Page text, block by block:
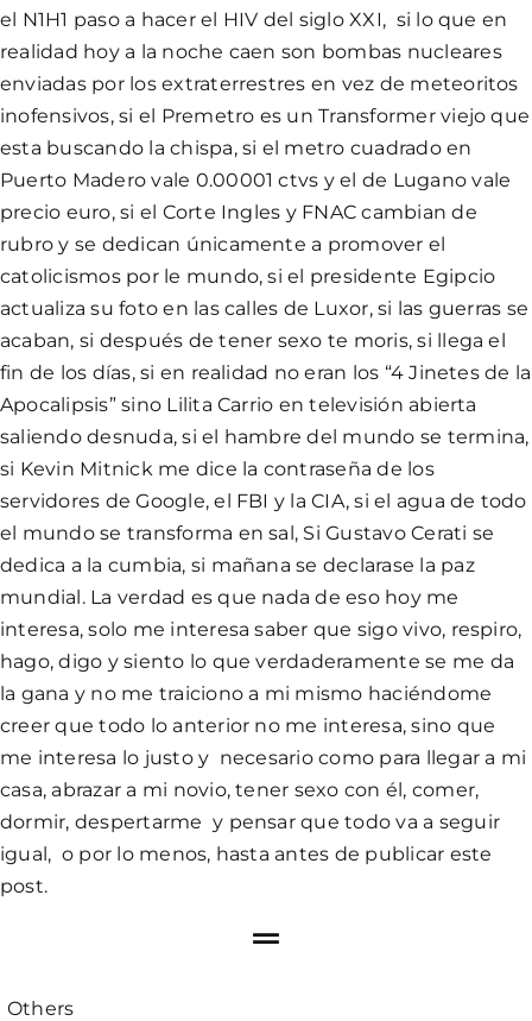
el N1H1 paso a hacer el HIV del siglo XXI, si lo que en
realidad hoy a la noche caen son bombas nucleares
enviadas por los extraterrestres en vez de meteoritos
inofensivos, si el Premetro es un Transformer viejo que
esta buscando la chispa, si el metro cuadrado en
Puerto Madero vale 0.00001 ctvs y el de Lugano vale
precio euro, si el Corte Ingles y FNAC cambian de
rubro y se dedican únicamente a promover el
catolicismos por le mundo, si el presidente Egipcio
actualiza su foto en las calles de Luxor, si las guerras se
acaban, si después de tener sexo te moris, si llega el
fin de los días, si en realidad no eran los “4 Jinetes de la
Apocalipsis” sino Lilita Carrio en televisión abierta
saliendo desnuda, si el hambre del mundo se termina,
si Kevin Mitnick me dice la contraseña de los
servidores de Google, el FBI y la CIA, si el agua de todo
el mundo se transforma en sal, Si Gustavo Cerati se
dedica a la cumbia, si mañana se declarase la paz
mundial. La verdad es que nada de eso hoy me
interesa, solo me interesa saber que sigo vivo, respiro,
hago, digo y siento lo que verdaderamente se me da
la gana y no me traiciono a mi mismo haciéndome
creer que todo lo anterior no me interesa, sino que
me interesa lo justo y necesario como para llegar a mi
casa, abrazar a mi novio, tener sexo con él, comer,
dormir, despertarme y pensar que todo va a seguir
igual, o por lo menos, hasta antes de publicar este
post.
Others